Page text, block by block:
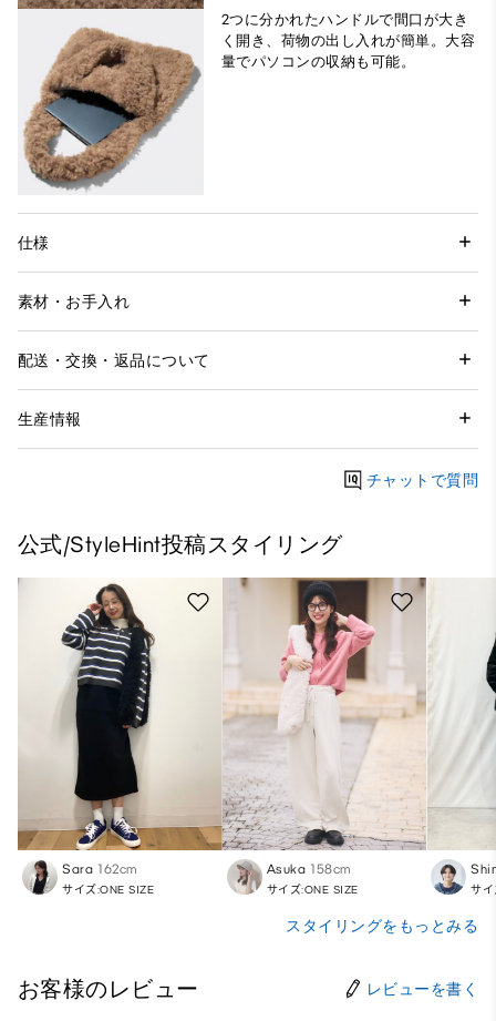
2つに分かれたハンドルで間口が大き
く開き、荷物の出し入れが簡単。大容
量でパソコンの収納も可能。
仕様
素材・お手入れ
配送・交換・返品について
生産情報
チャットで質問
公式/StyleHint投稿スタイリング
Sara 162cm
サイズ:ONE SIZE
Asuka 158cm
サイズ:ONE SIZE サ
スタイリングをもっとみる
お客様のレビュー レビューを書く